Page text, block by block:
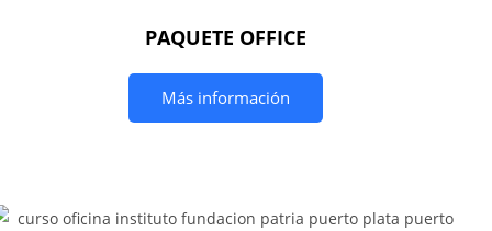
PAQUETE OFFICE
Más información